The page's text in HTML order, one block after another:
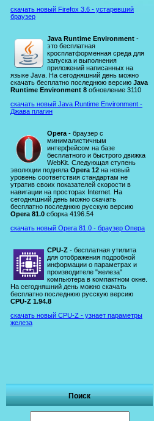
скачать новый Firefox 3.6 - устаревший
браузер
Java Runtime Environment -
это бесплатная
кросплатформенная среда для
запуска и выполнения
приложений написанных на
языке Java. На сегодняшний день можно
скачать бесплатно последнюю версию Java
Runtime Environment 8 обновление 3110
скачать новый Java Runtime Environment -
Джава плагин
Opera - браузер с
минималистичным
интерфейсом на базе
бесплатного и быстрого движка
WebKit. Следующая ступень
эволюции подняла Opera 12 на новый
уровень соответствия стандартам не
утратив своих показателей скорости в
навигации на просторах Internet. На
сегодняшний день можно скачать
бесплатно последнюю русскую версию
Opera 81.0 сборка 4196.54
скачать новый Opera 81.0 - браузер Опера
CPU-Z - бесплатная утилита
для отображения подробной
информации о параметрах и
производителе "железа"
компьютера в компактном окне.
На сегодняшний день можно скачать
бесплатно последнюю русскую версию
CPU-Z 1.94.8
скачать новый CPU-Z - узнает параметры
железа
Поиск